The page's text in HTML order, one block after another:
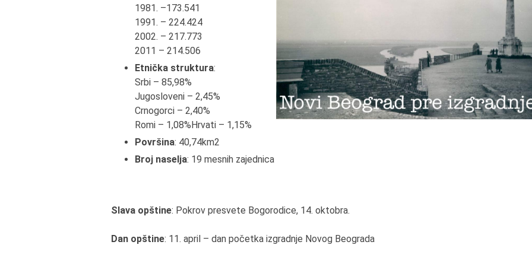
1981. –173.541
1991. – 224.424
2002. – 217.773
2011 – 214.506
Etnička struktura:
Srbi – 85,98%
Jugosloveni – 2,45%
Crnogorci – 2,40%
Romi – 1,08%Hrvati – 1,15%
Površina: 40,74km2
Broj naselja: 19 mesnih zajednica
Slava opštine: Pokrov presvete Bogorodice, 14. oktobra.
Dan opštine: 11. april – dan početka izgradnje Novog Beograda